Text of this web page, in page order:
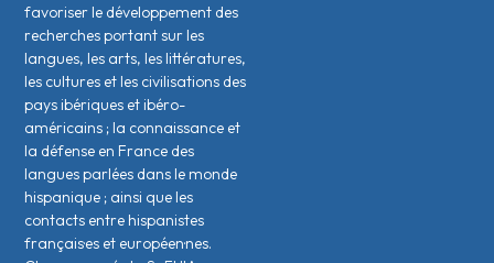
favoriser le développement des
recherches portant sur les
langues, les arts, les littératures,
les cultures et les civilisations des
pays ibériques et ibéro-
américains ; la connaissance et
la défense en France des
langues parlées dans le monde
hispanique ; ainsi que les
contacts entre hispanistes
français·es et européen·nes.